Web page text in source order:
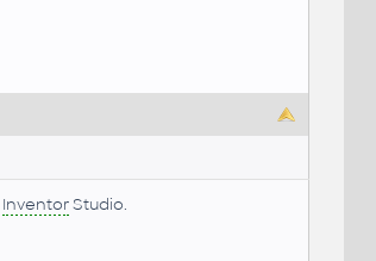
InventorStudio.